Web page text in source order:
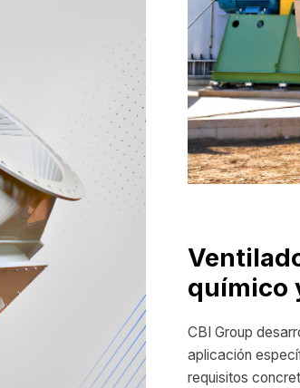
químico
CBI Group
aplicación
requisitos